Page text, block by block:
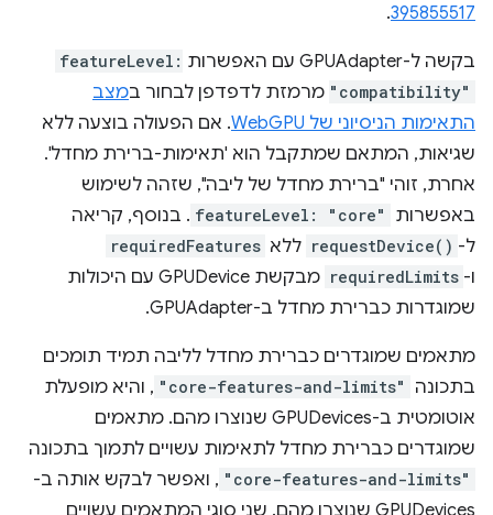
395855517
.
בקשה ל-GPUAdapter עם האפשרות
featureLevel:
"compatibility" מרמזת לדפדפן לבחור במצב
התאימות הניסיוני של WebGPU
. אם הפעולה בוצעה ללא
שגיאות, המתאם שמתקבל הוא 'תאימות-ברירת מחדל'.
אחרת, זוהי "ברירת מחדל של ליבה", שזהה לשימוש
באפשרות
featureLevel: "core" . בנוסף, קריאה
ל- requestDevice() ללא requiredFeatures
ו- requiredLimits
מבקשת GPUDevice עם היכולות
שמוגדרות כברירת מחדל ב-GPUAdapter.
מתאמים שמוגדרים כברירת מחדל לליבה תמיד תומכים
בתכונה
"core-features-and-limits" , והיא מופעלת
אוטומטית ב-GPUDevices שנוצרו מהם. מתאמים
שמוגדרים כברירת מחדל לתאימות עשויים לתמוך בתכונה
"core-features-and-limits" , ואפשר לבקש אותה ב-
GPUDevices שנוצרו מהם. שני סוגי המתאמים עשויים